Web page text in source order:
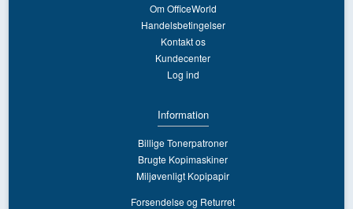
Om OfficeWorld
Handelsbetingelser
Kontakt os
Kundecenter
Log ind
Information
Billige Tonerpatroner
Brugte Kopimaskiner
Miljøvenligt Kopipapir
Forsendelse og Returret